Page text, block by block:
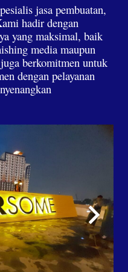
jasa pembuatan,
hadir dengan
yang maksimal, baik
media maupun
berkomitmen untuk
dengan pelayanan